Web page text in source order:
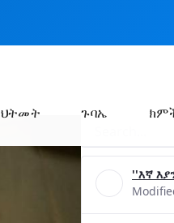
ህትመት ጉባኤ
''እኛ